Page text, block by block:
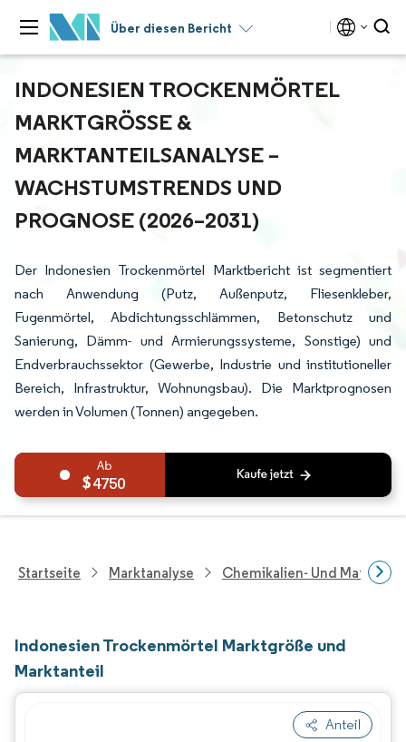
Über diesen Bericht
INDONESIEN TROCKENMÖRTEL
MARKTGRÖSSE & M
ARKTANTEILSANALYSE – W
ACHSTUMSTRENDS UND P
ROGNOSE (2026–2031)
Der Indonesien Trockenmörtel Marktbericht ist segmentiert
nach Anwendung (Putz, Außenputz, Fliesenkleber,
Fugenmörtel, Abdichtungsschlämmen, Betonschutz und
Sanierung, Dämm- und Armierungssysteme, Sonstige) und
Endverbrauchssektor (Gewerbe, Industrie und institutioneller
Bereich, Infrastruktur, Wohnungsbau). Die Marktprognosen
werden in Volumen (Tonnen) angegeben.
4750
Startseite Marktanalyse Chemikalien- Und
Indonesien Trockenmörtel Marktgröße und
Marktanteil
Anteil